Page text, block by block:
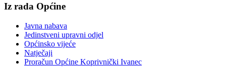
Iz rada Općine
Javna nabava
Jedinstveni upravni odjel
Općinsko vijeće
Natječaji
Proračun Općine Koprivnički Ivanec